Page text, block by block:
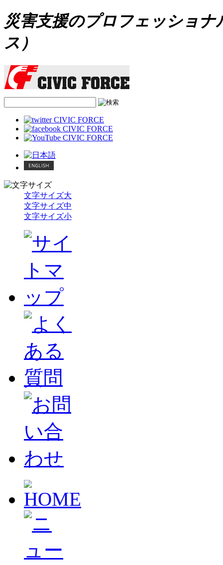
災害支援のプロフェッショ
ス）
文字サイズ大
文字サイズ中
文字サイズ小